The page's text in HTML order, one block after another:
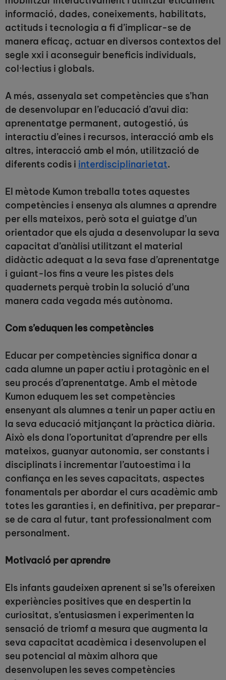
informació, dades, coneixements, habilitats,
actituds i tecnologia a fi d’implicar-se de
manera eficaç, actuar en diversos contextos del
segle xxi i aconseguir beneficis individuals,
col·lectius i globals.
A més, assenyala set competències que s’han
de desenvolupar en l’educació d’avui dia:
aprenentatge permanent, autogestió, ús
interactiu d’eines i recursos, interacció amb els
altres, interacció amb el món, utilització de
diferents codis i interdisciplinarietat.
El mètode Kumon treballa totes aquestes
competències i ensenya als alumnes a aprendre
per ells mateixos, però sota el guiatge d’un
orientador que els ajuda a desenvolupar la seva
capacitat d’anàlisi utilitzant el material
didàctic adequat a la seva fase d’aprenentatge
i guiant-los fins a veure les pistes dels
quadernets perquè trobin la solució d’una
manera cada vegada més autònoma.
Com s’eduquen les competències
Educar per competències significa donar a
cada alumne un paper actiu i protagònic en el
seu procés d’aprenentatge. Amb el mètode
Kumon eduquem les set competències
ensenyant als alumnes a tenir un paper actiu en
la seva educació mitjançant la pràctica diària.
Això els dona l’oportunitat d’aprendre per ells
mateixos, guanyar autonomia, ser constants i
disciplinats i incrementar l’autoestima i la
confiança en les seves capacitats, aspectes
fonamentals per abordar el curs acadèmic amb
totes les garanties i, en definitiva, per preparar-
se de cara al futur, tant professionalment com
personalment.
Motivació per aprendre
Els infants gaudeixen aprenent si se’ls ofereixen
experiències positives que en despertin la
curiositat, s’entusiasmen i experimenten la
sensació de triomf a mesura que augmenta la
seva capacitat acadèmica i desenvolupen el
seu potencial al màxim alhora que
desenvolupen les seves competències